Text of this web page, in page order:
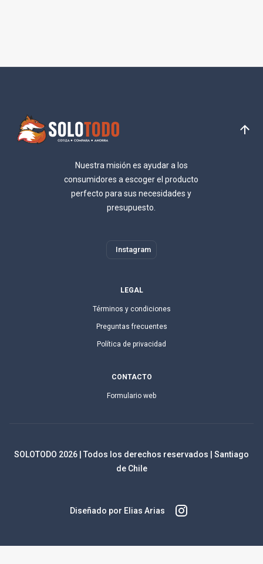
Nuestra misión es ayudar a los
consumidores a escoger el producto
perfecto para sus necesidades y
presupuesto.
Instagram
LEGAL
Términos y condiciones
Preguntas frecuentes
Política de privacidad
CONTACTO
Formulario web
SOLOTODO 2026 | Todos los derechos reservados | Santiago
de Chile
Diseñado por Elias Arias